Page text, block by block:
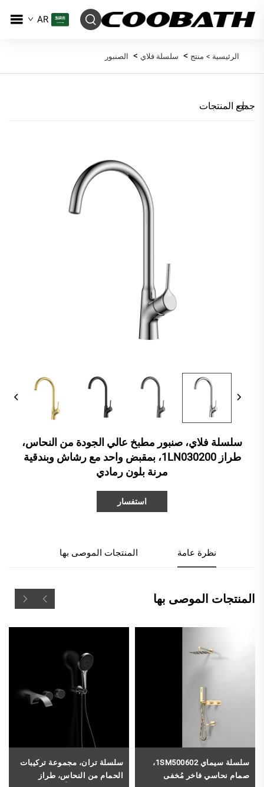
AR
الرئيسية > منتج > سلسلة فلاي> الصنبور
جميع المنتجات
سلسلة فلاي، صنبور مطبخ عالي الجودة من النحاس،
طراز 1LN030200، بمقبض واحد مع رشاش وبندقية
مرنة بلون رمادي
استفسار
نظرة عامة المنتجات الموصى بها
المنتجات الموصى بها
سلسلة سيماي 1SM500602،
صمام نحاسي فاخر مُخفى
سلسلة تران، مجموعة تركيبات
الحمام من النحاس، طراز